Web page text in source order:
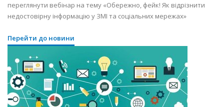
переглянути вебінар на тему «Обережно, фейк! Як відрізнити
недостовірну інформацію у ЗМІ та соціальних мережах»
Перейти до новини